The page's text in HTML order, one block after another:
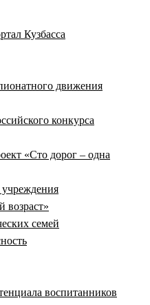
Кузбасса
движения
конкурса
«Сто дорог – одна
учреждения
возраст»
семей
воспитанников